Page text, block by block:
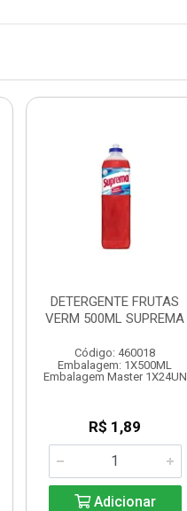
DETERGENTE FRUTAS
VERM 500ML SUPREMA
Código: 460018
Embalagem: 1X500ML
Embalagem Master 1X24UN
R$ 1,89
Adicionar